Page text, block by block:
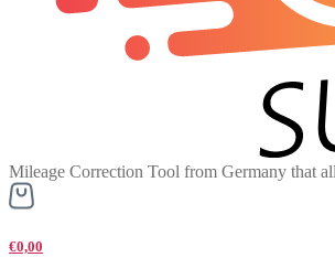
Mileage Correction Tool from Germany that
€0,00